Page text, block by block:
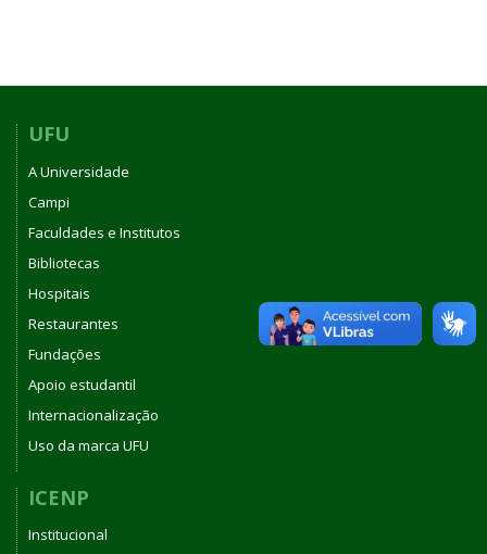
UFU
A Universidade
Campi
Faculdades e Institutos
Bibliotecas
Hospitais
Restaurantes
Fundações
Apoio estudantil
Internacionalização
Uso da marca UFU
ICENP
Institucional